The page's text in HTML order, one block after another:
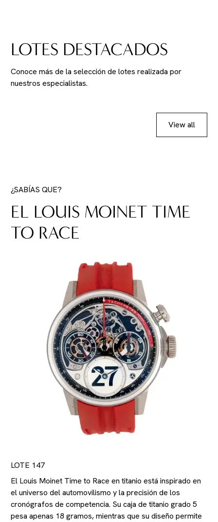
LOTES DESTACADOS
Conoce más de la selección de lotes realizada por
nuestros especialistas.
View all
¿SABÍAS QUE?
EL LOUIS MOINET TIME
TO RACE
LOTE 147
El Louis Moinet Time to Race en titanio está inspirado en
el universo del automovilismo y la precisión de los
cronógrafos de competencia. Su caja de titanio grado 5
pesa apenas 18 gramos, mientras que su diseño permite